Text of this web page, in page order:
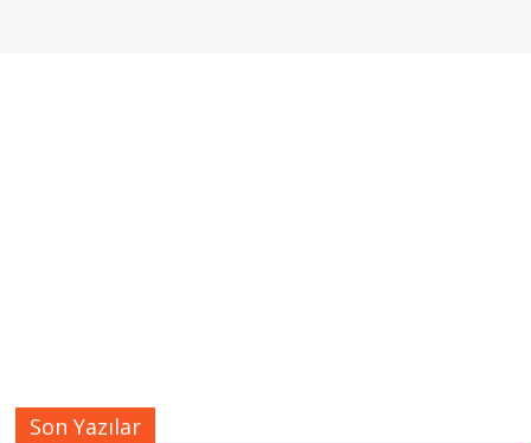
Son Yazılar